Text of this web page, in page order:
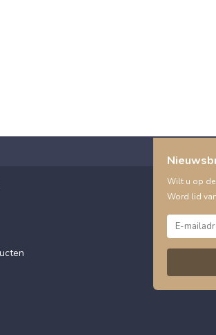
Wilt u op
Word lid